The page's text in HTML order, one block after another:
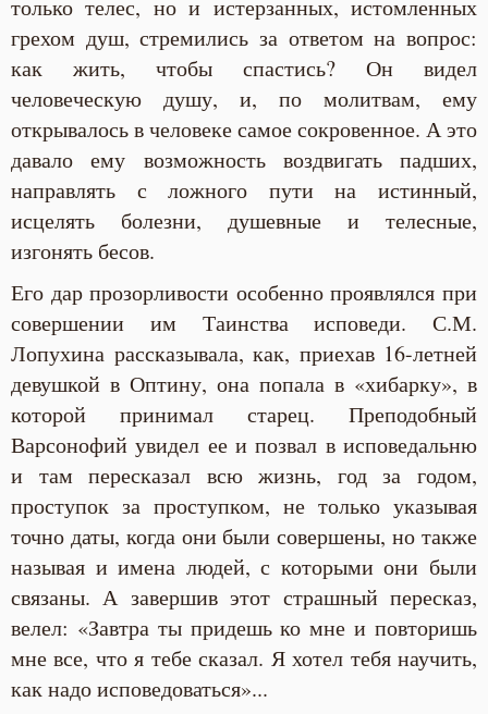
только телес, но и истерзанных, истомленных
грехом душ, стремились за ответом на вопрос:
как жить, чтобы спастись? Он видел
человеческую душу, и, по молитвам, ему
открывалось в человеке самое сокровенное. А это
давало ему возможность воздвигать падших,
направлять с ложного пути на истинный,
исцелять болезни, душевные и телесные,
изгонять бесов.
Его дар прозорливости особенно проявлялся при
совершении им Таинства исповеди. С.М.
Лопухина рассказывала, как, приехав 16-летней
девушкой в Оптину, она попала в «хибарку», в
которой принимал старец. Преподобный
Варсонофий увидел ее и позвал в исповедальню
и там пересказал всю жизнь, год за годом,
проступок за проступком, не только указывая
точно даты, когда они были совершены, но также
называя и имена людей, с которыми они были
связаны. А завершив этот страшный пересказ,
велел: «Завтра ты придешь ко мне и повторишь
мне все, что я тебе сказал. Я хотел тебя научить,
как надо исповедоваться»...